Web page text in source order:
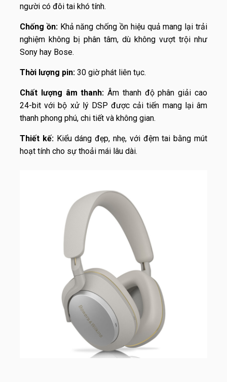
người có đôi tai khó tính.
Chống ồn:Khả năng chống ồn hiệu quả mang lại trải
nghiệm không bị phân tâm, dù không vượt trội như
Sony hay Bose.
Thời lượng pin: 30 giờ phát liên tục.
Chất lượng âm thanh: Âm thanh độ phân giải cao
24-bit với bộ xử lý DSP được cải tiến mang lại âm
thanh phong phú, chi tiết và không gian.
Thiết kế:Kiểu dáng đẹp, nhẹ, với đệm tai bằng mút
hoạt tính cho sự thoải mái lâu dài.